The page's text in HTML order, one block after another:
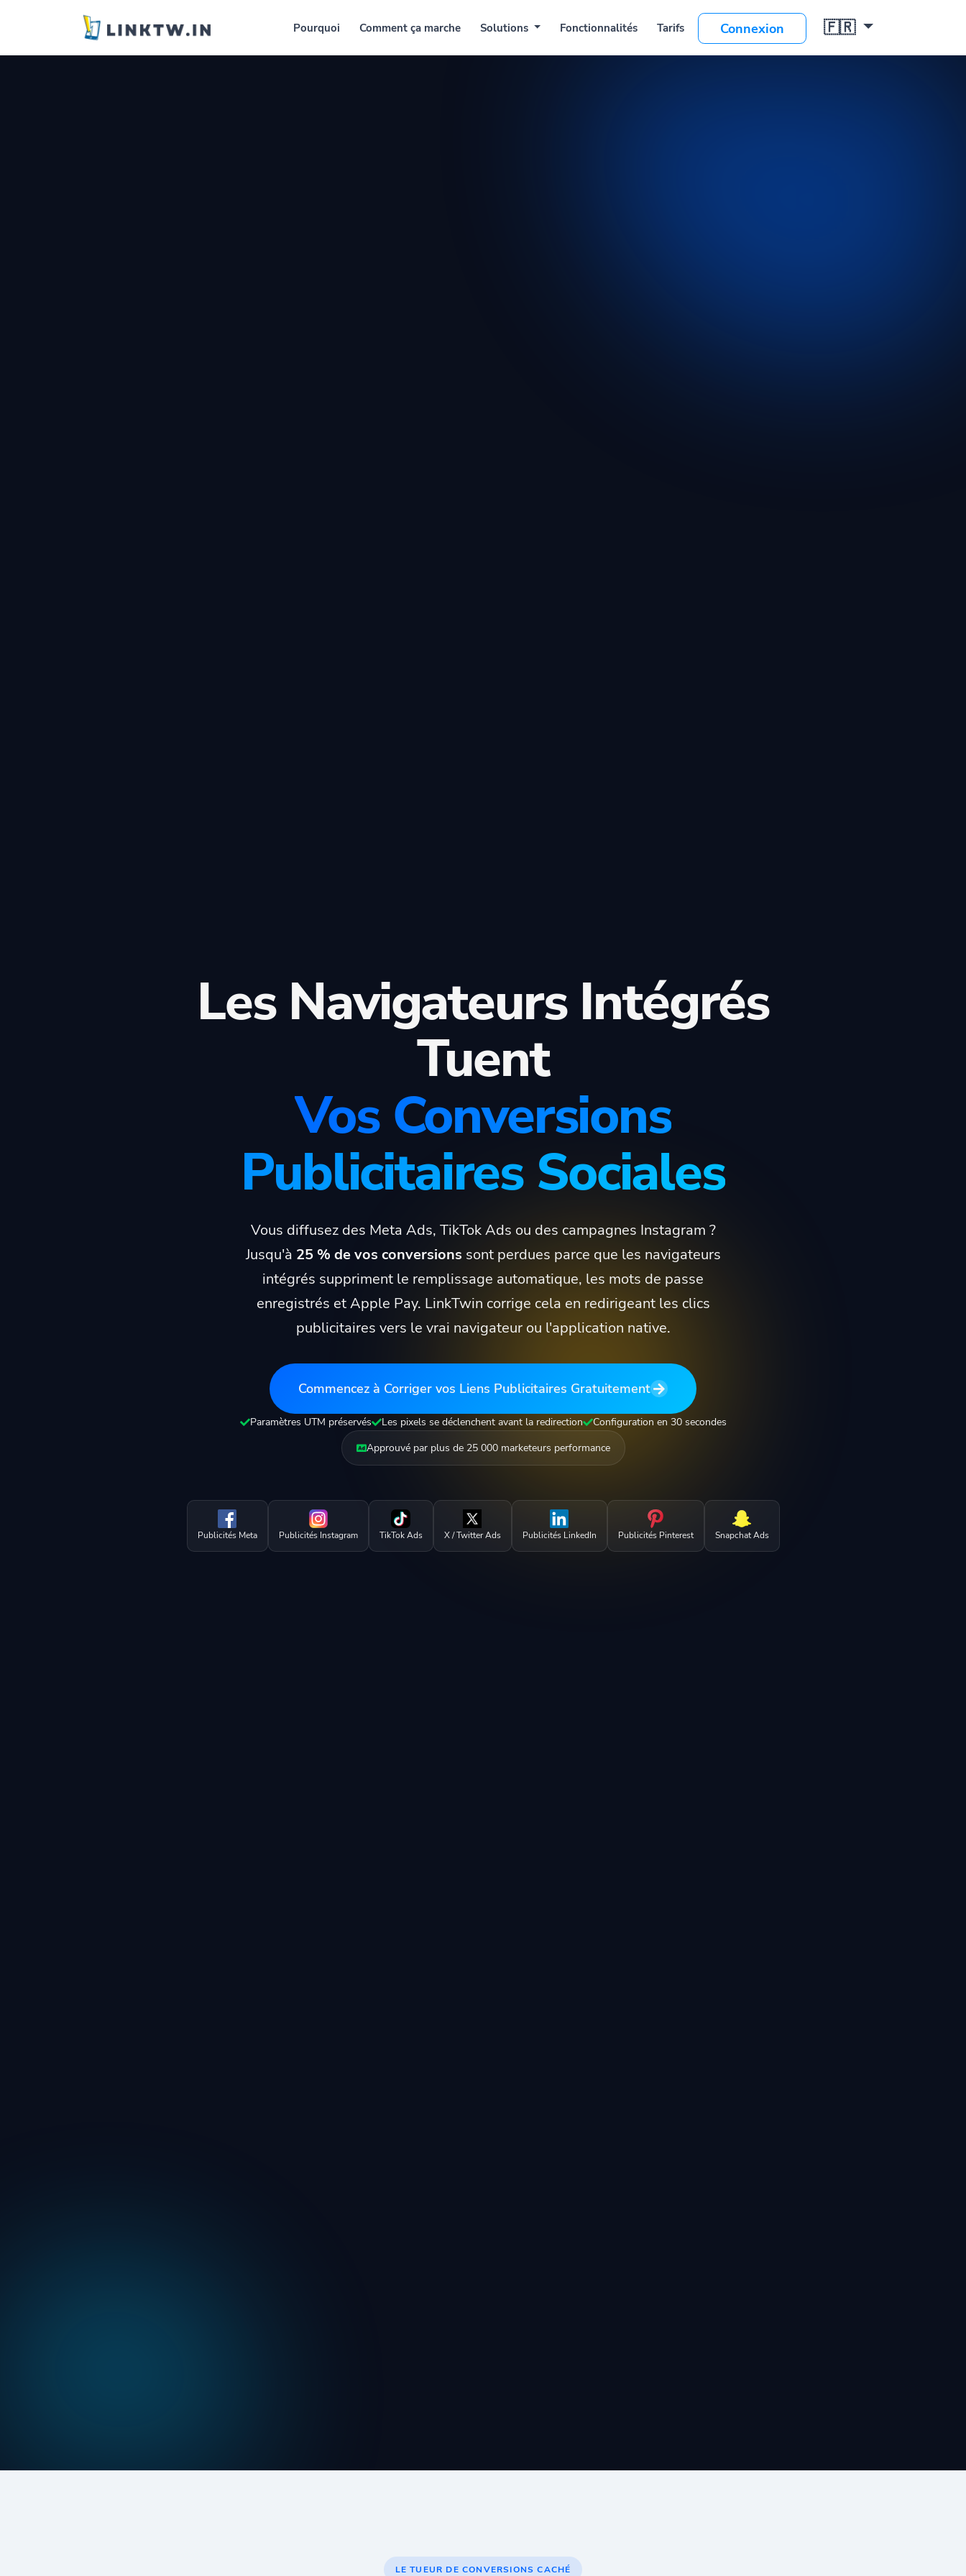
Pourquoi Comment ça marche Solutions Fonctionnalités Tarifs Connexion 🇫🇷
Les Navigateurs Intégrés
Tuent
Vos Conversions
Publicitaires Sociales
Vous diffusez des Meta Ads, TikTok Ads ou des campagnes Instagram ?
Jusqu'à 25 % de vos conversions sont perdues parce que les navigateurs
intégrés suppriment le remplissage automatique, les mots de passe
enregistrés et Apple Pay. LinkTwin corrige cela en redirigeant les clics
publicitaires vers le vrai navigateur ou l'application native.
Commencez à Corriger vos Liens Publicitaires Gratuitement
Paramètres UTM préservés Les pixels se déclenchent avant la redirection
Configuration en 30 secondes
Approuvé par plus de 25 000 marketeurs performance
Publicités Meta Publicités Instagram TikTok Ads X / Twitter Ads Publicités LinkedIn Publicités Pinterest Snapchat Ads
LE TUEUR DE CONVERSIONS CACHÉ